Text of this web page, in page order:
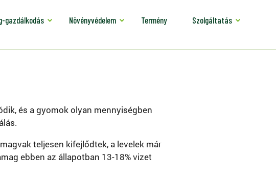
gazdálkodás Növényvédelem Termény Szolgáltatás
és a gyomok olyan mennyiségben
teljesen kifejlődtek, a levelek már
ebben az állapotban 13-18% vizet